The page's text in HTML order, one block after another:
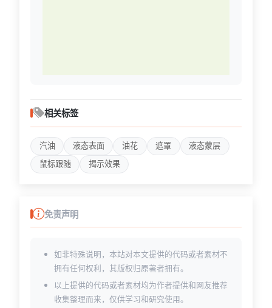
相关标签
汽油 液态表面 油花 遮罩
液态蒙层
鼠标跟随
揭示效果
免责声明
如非特殊说明，本站对本文提供的代码或者素材不
拥有任何权利，其版权归原著者拥有。
以上提供的代码或者素材均为作者提供和网友推荐
收集整理而来，仅供学习和研究使用。